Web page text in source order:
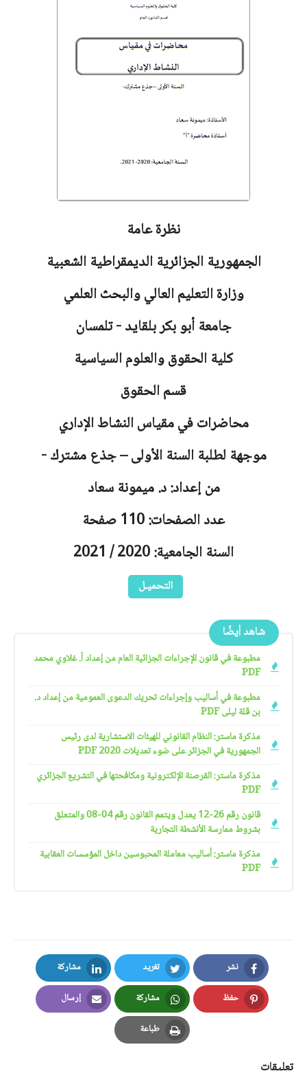
نظرة عامة
الجمهورية الجزائرية الديمقراطية الشعبية
وزارة التعليم العالي والبحث العلمي
جامعة أبو بكر بلقايد - تلمسان
كلية الحقوق والعلوم السياسية
قسم الحقوق
محاضرات في مقياس النشاط الإداري
موجهة لطلبة السنة الأولى – جذع مشترك -
من إعداد: د. ميمونة سعاد
عدد الصفحات: 110 صفحة
السنة الجامعية: 2020 / 2021
التحميـل
شاهد أيضًا
مطبوعة في قانون الإجراءات الجزائية العام من إعداد أ. غلاوي محمد
PDF
مطبوعة في أساليب وإجراءات تحريك الدعوى العمومية من إعداد د.
بن قلة ليلى PDF
مذكرة ماستر: النظام القانوني للهيئات الاستشارية لدى رئيس
الجمهورية في الجزائر على ضوء تعديلات 2020 PDF
مذكرة ماستر: القرصنة الإلكترونية ومكافحتها في التشريع الجزائري
PDF
قانون رقم 26-12 يعدل ويتمم القانون رقم 04-08 والمتعلق
بشروط ممارسة الأنشطة التجارية
مذكرة ماستر: أساليب معاملة المحبوسين داخل المؤسسات العقابية
PDF
نشر
Facebook
تغريد
Twitter
مشاركة
LinkedIn
حفظ
Pinterest
مشاركة
Whatsapp
إرسال
Email
طباعة
Print